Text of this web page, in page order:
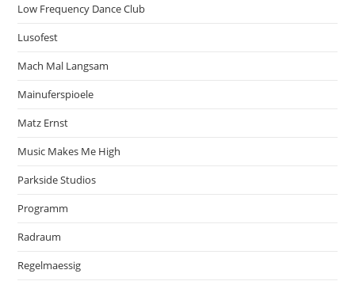
Low Frequency Dance Club
Lusofest
Mach Mal Langsam
Mainuferspioele
Matz Ernst
Music Makes Me High
Parkside Studios
Programm
Radraum
Regelmaessig